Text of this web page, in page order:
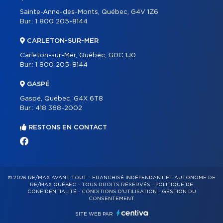
Sainte-Anne-des-Monts, Québec, G4V 1Z6
Bur.: 1 800 205-8144
CARLETON-SUR-MER
Carleton-sur-Mer, Québec, G0C 1J0
Bur.: 1 800 205-8144
GASPÉ
Gaspé, Québec, G4X 6T8
Bur.: 418 368-2002
RESTONS EN CONTACT
© 2026 RE/MAX AVANT TOUT – FRANCHISÉ INDÉPENDANT ET AUTONOME DE
RE/MAX QUÉBEC – TOUS DROITS RÉSERVÉS - POLITIQUE DE
CONFIDENTIALITÉ- CONDITIONS D'UTILISATION - GESTION DU
CONSENTEMENT
SITE WEB PAR